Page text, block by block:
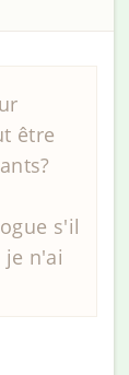
être
s'il
je n'ai